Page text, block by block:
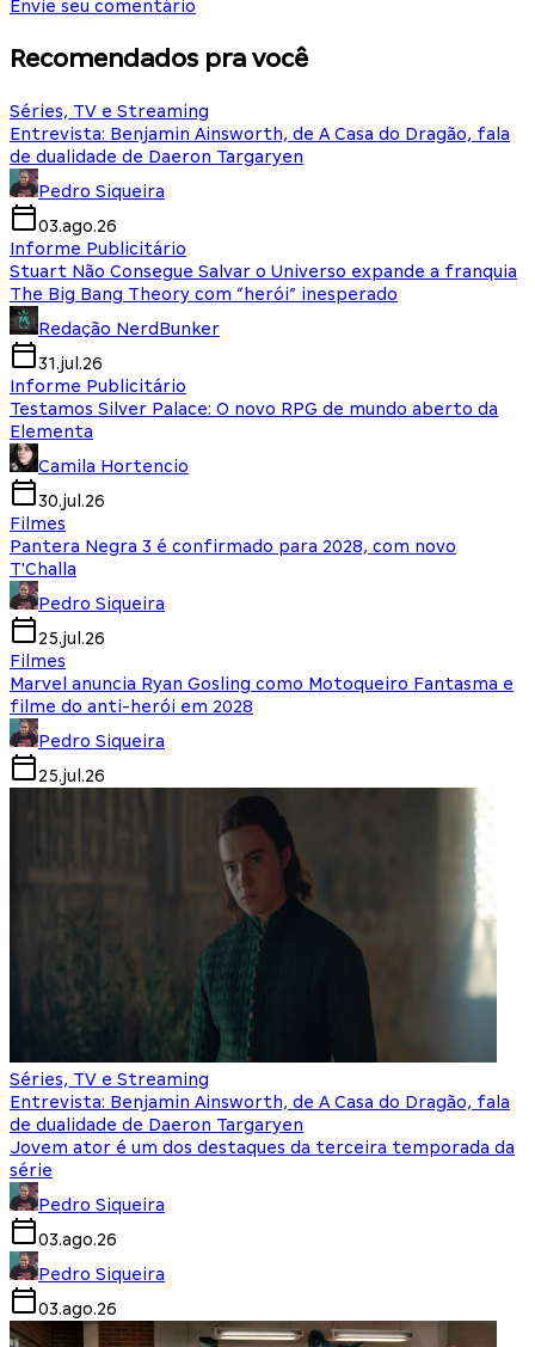
Envie seu comentário
Recomendados pra você
Séries, TV e Streaming
Entrevista: Benjamin Ainsworth, de A Casa do Dragão, fala
de dualidade de Daeron Targaryen
Pedro Siqueira
03.ago.26
Informe Publicitário
Stuart Não Consegue Salvar o Universo expande a franquia
The Big Bang Theory com “herói” inesperado
Redação NerdBunker
31.jul.26
Informe Publicitário
Testamos Silver Palace: O novo RPG de mundo aberto da
Elementa
Camila Hortencio
30.jul.26
Filmes
Pantera Negra 3 é confirmado para 2028, com novo
T'Challa
Pedro Siqueira
25.jul.26
Filmes
Marvel anuncia Ryan Gosling como Motoqueiro Fantasma e
filme do anti-herói em 2028
Pedro Siqueira
25.jul.26
Séries, TV e Streaming
Entrevista: Benjamin Ainsworth, de A Casa do Dragão, fala
de dualidade de Daeron Targaryen
Jovem ator é um dos destaques da terceira temporada da
série
Pedro Siqueira
03.ago.26
Pedro Siqueira
03.ago.26